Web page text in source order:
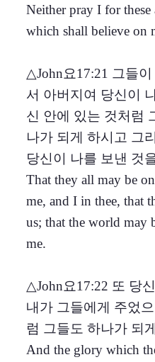
Neither pray I for
which shall believe on
△John요17:21 그들
서 아버지여 당신이
신 안에 있는 것처럼
나가 되게 하시고 그
당신이 나를 보낸 것
That they all may be
me, and I in thee, that
us; that the world may
me.
△John요17:22 또 당
내가 그들에게 주었
럼 그들도 하나가 되
And the glory which